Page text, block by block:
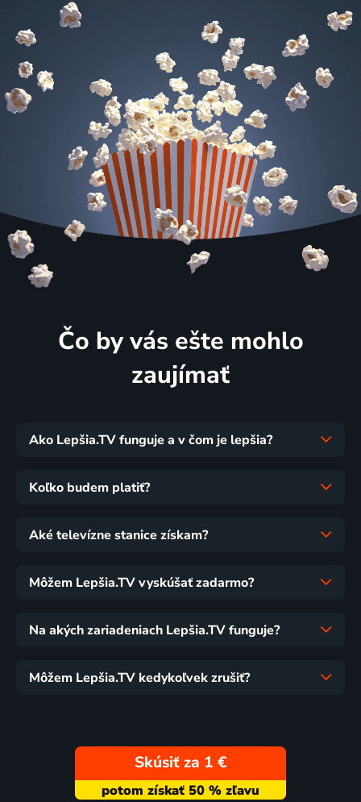
Čo by vás ešte mohlo
zaujímať
Ako Lepšia.TV funguje a v čom je lepšia?
Koľko budem platiť?
Aké televízne stanice získam?
Môžem Lepšia.TV vyskúšať zadarmo?
Na akých zariadeniach Lepšia.TV funguje?
Môžem Lepšia.TV kedykoľvek zrušiť?
Skúsiť za 1 €